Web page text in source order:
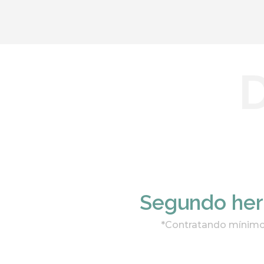
Segundo
*Contratando